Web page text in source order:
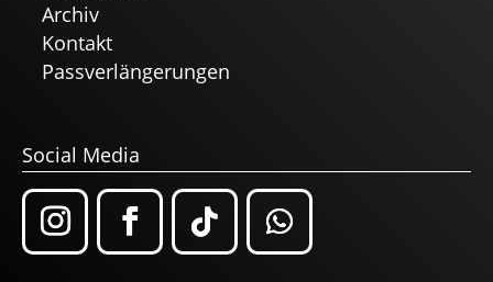
Archiv
Kontakt
Passverlängerungen
Social Media